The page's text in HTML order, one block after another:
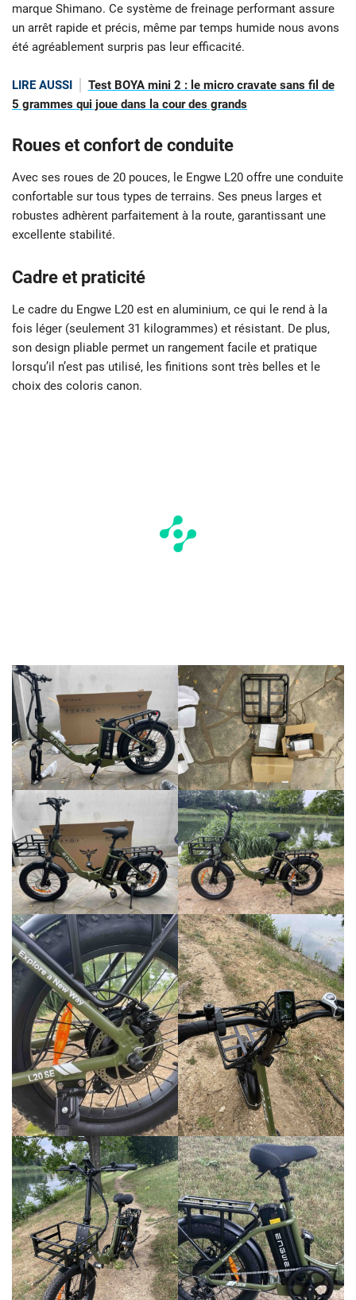
marque Shimano. Ce système de freinage performant assure
un arrêt rapide et précis, même par temps humide nous avons
été agréablement surpris pas leur efficacité.
LIRE AUSSI
Test BOYA mini 2 : le micro cravate sans fil de
5 grammes qui joue dans la cour des grands
Roues et confort de conduite
Avec ses roues de 20 pouces, le Engwe L20 offre une conduite
confortable sur tous types de terrains. Ses pneus larges et
robustes adhèrent parfaitement à la route, garantissant une
excellente stabilité.
Cadre et praticité
Le cadre du Engwe L20 est en aluminium, ce qui le rend à la
fois léger (seulement 31 kilogrammes) et résistant. De plus,
son design pliable permet un rangement facile et pratique
lorsqu’il n’est pas utilisé, les finitions sont très belles et le
choix des coloris canon.